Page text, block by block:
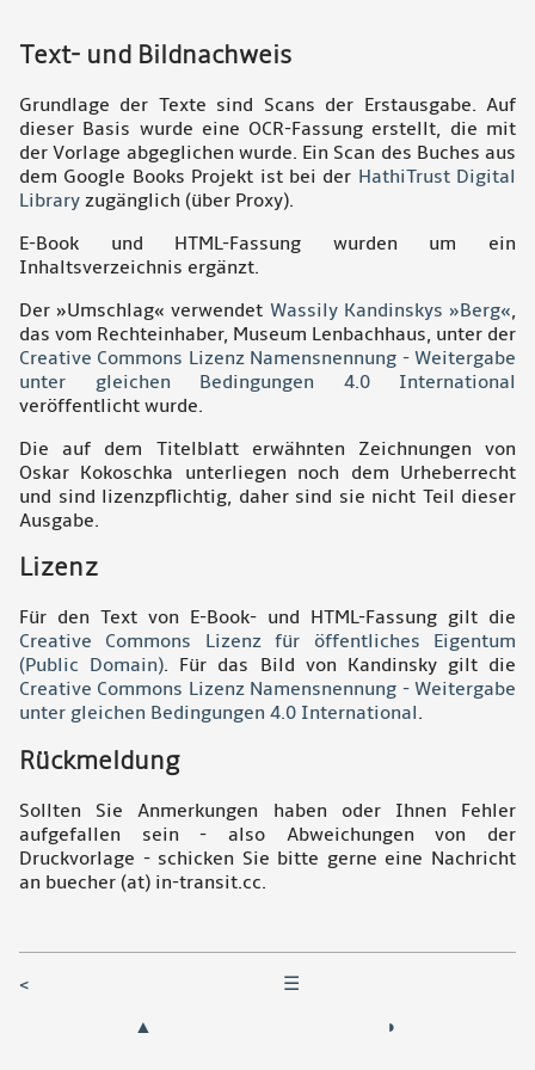
Text- und Bildnachweis
Grundlage der Texte sind Scans der Erstausgabe. Auf
dieser Basis wurde eine OCR-Fassung erstellt, die mit
der Vorlage abgeglichen wurde. Ein Scan des Buches aus
dem Google Books Projekt ist bei der HathiTrust Digital
Library zugänglich (über Proxy).
E-Book und HTML-Fassung wurden um ein
Inhaltsverzeichnis ergänzt.
Der »Umschlag« verwendet Wassily Kandinskys »Berg«,
das vom Rechteinhaber, Museum Lenbachhaus, unter der
Creative Commons Lizenz Namensnennung - Weitergabe
unter gleichen Bedingungen 4.0 International
veröffentlicht wurde.
Die auf dem Titelblatt erwähnten Zeichnungen von
Oskar Kokoschka unterliegen noch dem Urheberrecht
und sind lizenzpflichtig, daher sind sie nicht Teil dieser
Ausgabe.
Lizenz
Für den Text von E-Book- und HTML-Fassung gilt die
Creative Commons Lizenz für öffentliches Eigentum
(Public Domain). Für das Bild von Kandinsky gilt die
Creative Commons Lizenz Namensnennung - Weitergabe
unter gleichen Bedingungen 4.0 International.
Rückmeldung
Sollten Sie Anmerkungen haben oder Ihnen Fehler
aufgefallen sein - also Abweichungen von der
Druckvorlage - schicken Sie bitte gerne eine Nachricht
an buecher (at) in-transit.cc.
<
☰
▲
◗